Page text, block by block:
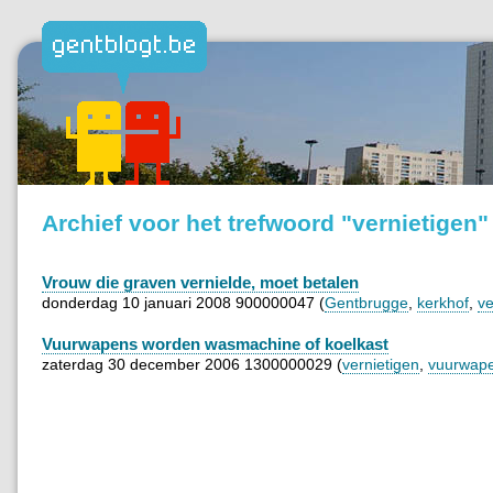
Archief voor het trefwoord "vernietigen"
Vrouw die graven vernielde, moet betalen
donderdag 10 januari 2008 900000047 (Gentbrugge kerkhof
Vuurwapens worden wasmachine of koelkast
zaterdag 30 december 2006 1300000029 (vernietigen